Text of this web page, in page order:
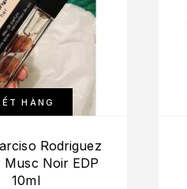
HÀNG
Rodriguez
Musc Noir EDP
10ml